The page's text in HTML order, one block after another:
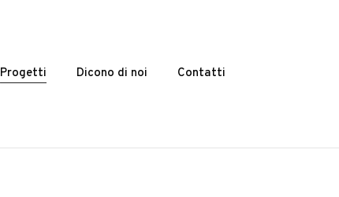
Progetti Dicono di noi Contatti